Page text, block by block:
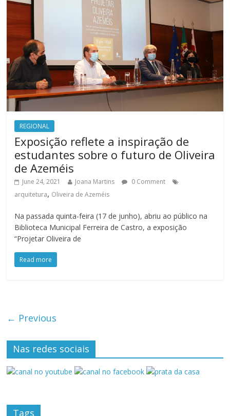
REGIONAL
Exposição reflete a inspiração de
estudantes sobre o futuro de Oliveira
de Azeméis
June 24, 2021 Joana Martins
0 Comment
arquitetura, Oliveira de Azeméis
Na passada quinta-feira (17 de junho), abriu ao público na
Biblioteca Municipal Ferreira de Castro, a exposição
“Projetar Oliveira de
Read more
← Previous
Nas redes sociais
Tags